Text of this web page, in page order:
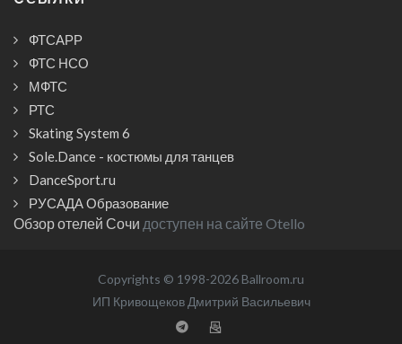
ФТСАРР
ФТС НСО
МФТС
РТС
Skating System 6
Sole.Dance - костюмы для танцев
DanceSport.ru
РУСАДА Образование
Обзор отелей Сочи доступен на сайте Otello
Copyrights © 1998-2026 Ballroom.ru
ИП Кривощеков Дмитрий Васильевич